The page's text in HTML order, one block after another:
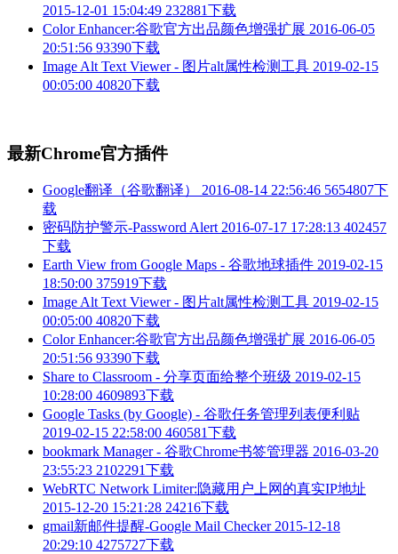
2015-12-01 15:04:49 232881下载
Color Enhancer:谷歌官方出品颜色增强扩展 2016-06-05
20:51:56 93390下载
Image Alt Text Viewer - 图片alt属性检测工具 2019-02-15
00:05:00 40820下载
最新Chrome官方插件
Google翻译（谷歌翻译） 2016-08-14 22:56:46 5654807下
载
密码防护警示-Password Alert 2016-07-17 17:28:13 402457
下载
Earth View from Google Maps - 谷歌地球插件 2019-02-15
18:50:00 375919下载
Image Alt Text Viewer - 图片alt属性检测工具 2019-02-15
00:05:00 40820下载
Color Enhancer:谷歌官方出品颜色增强扩展 2016-06-05
20:51:56 93390下载
Share to Classroom - 分享页面给整个班级 2019-02-15
10:28:00 4609893下载
Google Tasks (by Google) - 谷歌任务管理列表便利贴
2019-02-15 22:58:00 460581下载
bookmark Manager - 谷歌Chrome书签管理器 2016-03-20
23:55:23 2102291下载
WebRTC Network Limiter:隐藏用户上网的真实IP地址
2015-12-20 15:21:28 24216下载
gmail新邮件提醒-Google Mail Checker 2015-12-18
20:29:10 4275727下载